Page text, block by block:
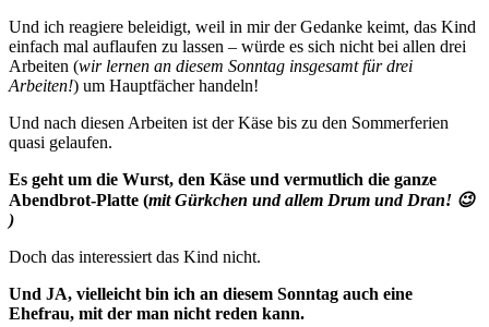
Und ich reagiere beleidigt, weil in mir der Gedanke keimt, das Kind
einfach mal auflaufen zu lassen – würde es sich nicht bei allen drei
Arbeiten (wir lernen an diesem Sonntag insgesamt für drei
Arbeiten!) um Hauptfächer handeln!
Und nach diesen Arbeiten ist der Käse bis zu den Sommerferien
quasi gelaufen.
Es geht um die Wurst, den Käse und vermutlich die ganze
Abendbrot-Platte (mit Gürkchen und allem Drum und Dran! 😉
)
Doch das interessiert das Kind nicht.
Und JA, vielleicht bin ich an diesem Sonntag auch eine
Ehefrau, mit der man nicht reden kann.